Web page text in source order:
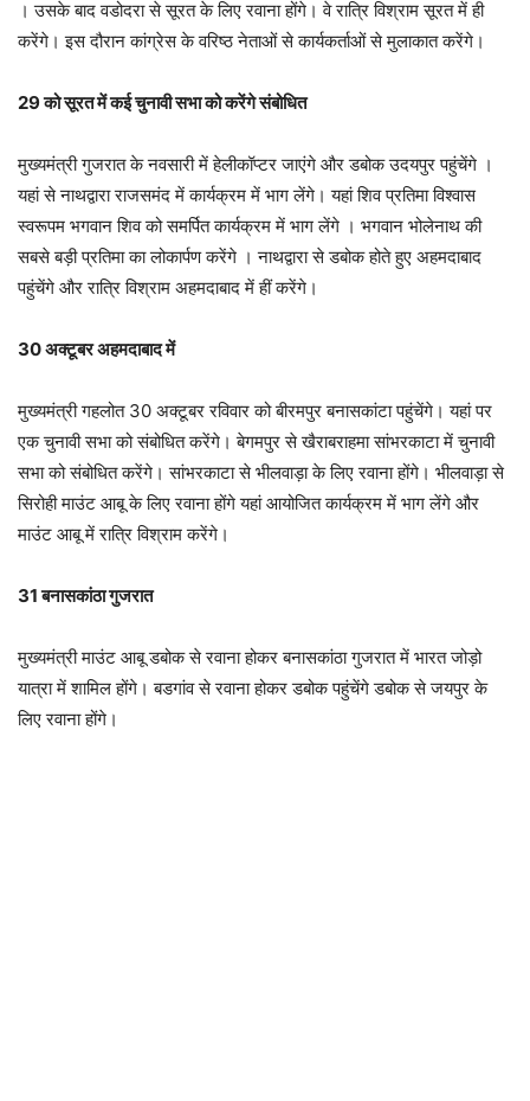
। उसके बाद वडोदरा से सूरत के लिए रवाना होंगे। वे रात्रि विश्राम सूरत में ही
करेंगे। इस दौरान कांग्रेस के वरिष्ठ नेताओं से कार्यकर्ताओं से मुलाकात करेंगे।
29 को सूरत में कई चुनावी सभा को करेंगे संबोधित
मुख्यमंत्री गुजरात के नवसारी में हेलीकॉप्टर जाएंगे और डबोक उदयपुर पहुंचेंगे ।
यहां से नाथद्वारा राजसमंद में कार्यक्रम में भाग लेंगे। यहां शिव प्रतिमा विश्वास
स्वरूपम भगवान शिव को समर्पित कार्यक्रम में भाग लेंगे । भगवान भोलेनाथ की
सबसे बड़ी प्रतिमा का लोकार्पण करेंगे । नाथद्वारा से डबोक होते हुए अहमदाबाद
पहुंचेंगे और रात्रि विश्राम अहमदाबाद में हीं करेंगे।
30 अक्टूबर अहमदाबाद में
मुख्यमंत्री गहलोत 30 अक्टूबर रविवार को बीरमपुर बनासकांटा पहुंचेंगे। यहां पर
एक चुनावी सभा को संबोधित करेंगे। बेगमपुर से खैराबराहमा सांभरकाटा में चुनावी
सभा को संबोधित करेंगे। सांभरकाटा से भीलवाड़ा के लिए रवाना होंगे। भीलवाड़ा से
सिरोही माउंट आबू के लिए रवाना होंगे यहां आयोजित कार्यक्रम में भाग लेंगे और
माउंट आबू में रात्रि विश्राम करेंगे।
31 बनासकांठा गुजरात
मुख्यमंत्री माउंट आबू डबोक से रवाना होकर बनासकांठा गुजरात में भारत जोड़ो
यात्रा में शामिल होंगे। बडगांव से रवाना होकर डबोक पहुंचेंगे डबोक से जयपुर के
लिए रवाना होंगे।